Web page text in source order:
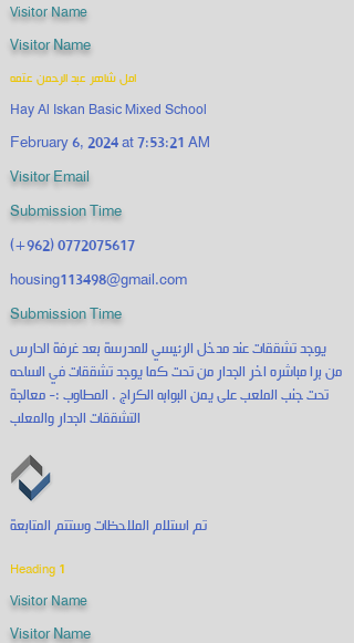
Visitor Name
Visitor Name
امل شاهر عبد الرحمن عتمه
Hay Al Iskan Basic Mixed School
February 6, 2024 at 7:53:21 AM
Visitor Email
Submission Time
(+962)0772075617
housing113498@gmail.com
Submission Time
يوجد تشققات عند مدخل الرئيسي للمدرسة بعد غرفة الحارس
من برا مباشره اخر الجدار من تحت كما يوجد تشققات في الساحه
تحت جنب الملعب على يمن البوابه الكراج . المطاوب :- معالجة
التشققات الجدار والمعلب
تم استلام الملاحظات وستتم المتابعة
Heading 1
Visitor Name
Visitor Name